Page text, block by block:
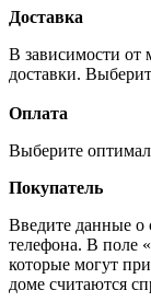
Доставка
В зависимости от
доставки.
Оплата
Выберите
Покупатель
Введите данные о
телефона. В поле
которые могут
доме считаются